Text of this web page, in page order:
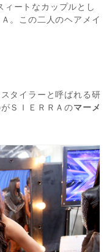
ートなカップルとし
。この二人のヘアメイ
タイラーと呼ばれる研
ＳＩＥＲＲＡのマーメ